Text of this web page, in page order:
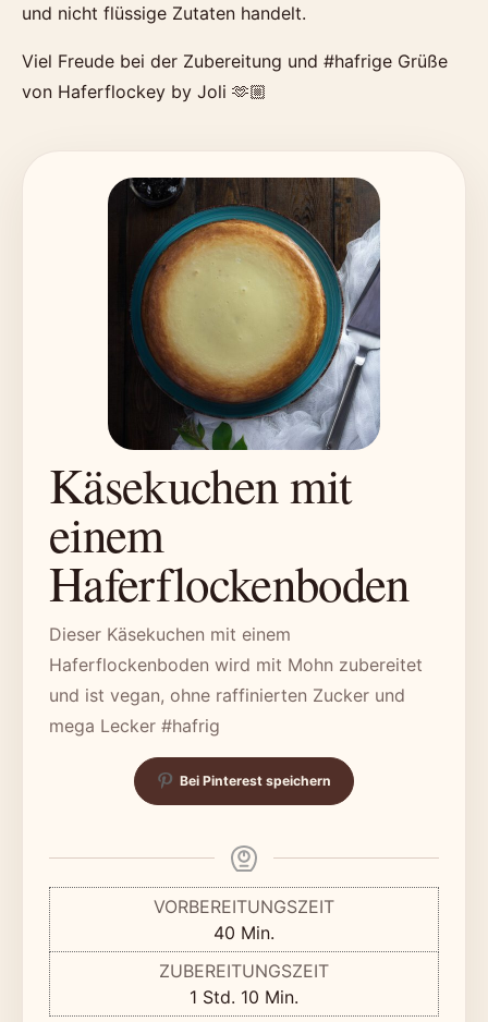
und nicht flüssige Zutaten handelt.
Viel Freude bei der Zubereitung und #hafrige Grüße
von Haferflockey by Joli 🫶🏼
Käsekuchen mit
einem
Haferflockenboden
Dieser Käsekuchen mit einem
Haferflockenboden wird mit Mohn zubereitet
und ist vegan, ohne raffinierten Zucker und
mega Lecker #hafrig
Bei Pinterest speichern
VORBEREITUNGSZEIT
40 Minuten
Min.
ZUBEREITUNGSZEIT
1 Stunde
Std. 10 Minuten
Min.